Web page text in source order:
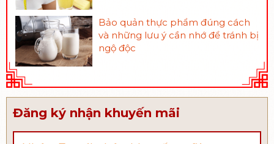
Bảo quản thực phẩm đúng cách
và những lưu ý cần nhớ để tránh bị
ngộ độc
Đăng ký nhận khuyến mãi